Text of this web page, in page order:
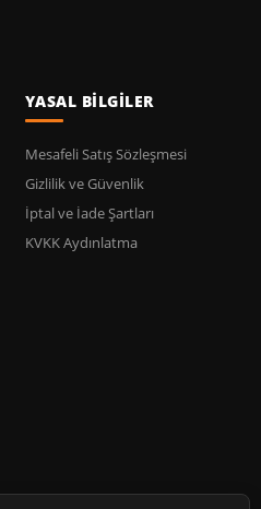
YASAL BİLGİLER
Mesafeli Satış Sözleşmesi
Gizlilik ve Güvenlik
İptal ve İade Şartları
KVKK Aydınlatma